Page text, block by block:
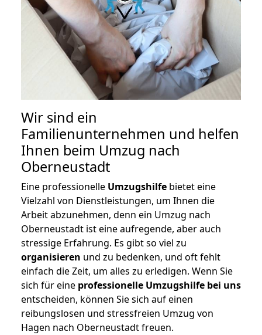
Wir sind ein
Familienunternehmen und helfen
Ihnen beim Umzug nach
Oberneustadt
Eine professionelle Umzugshilfe bietet eine
Vielzahl von Dienstleistungen, um Ihnen die
Arbeit abzunehmen, denn ein Umzug nach
Oberneustadt ist eine aufregende, aber auch
stressige Erfahrung. Es gibt so viel zu
organisieren und zu bedenken, und oft fehlt
einfach die Zeit, um alles zu erledigen. Wenn Sie
sich für eine professionelle Umzugshilfe bei uns
entscheiden, können Sie sich auf einen
reibungslosen und stressfreien Umzug von
Hagen nach Oberneustadt freuen.